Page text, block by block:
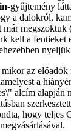
-gyűjtemény
a dalokról,
már
kell a fentieket
az előadók
a
alcím alapján
hogy teljes